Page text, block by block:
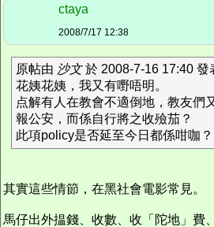
ctaya
2008/7/17 12:38
原帖由 沙文於 2008-7-16 17:40 發
花姨花姨，我又有嘢唔明。
点解有人在教會不適倒地，教友們
報公安，而係自行將之收殮茄？
此項policy是否延至今日都係咁咖？
其實這些情節，在黑社會電影常見。
馬仔出外揾錢、收數、收「陀地」費